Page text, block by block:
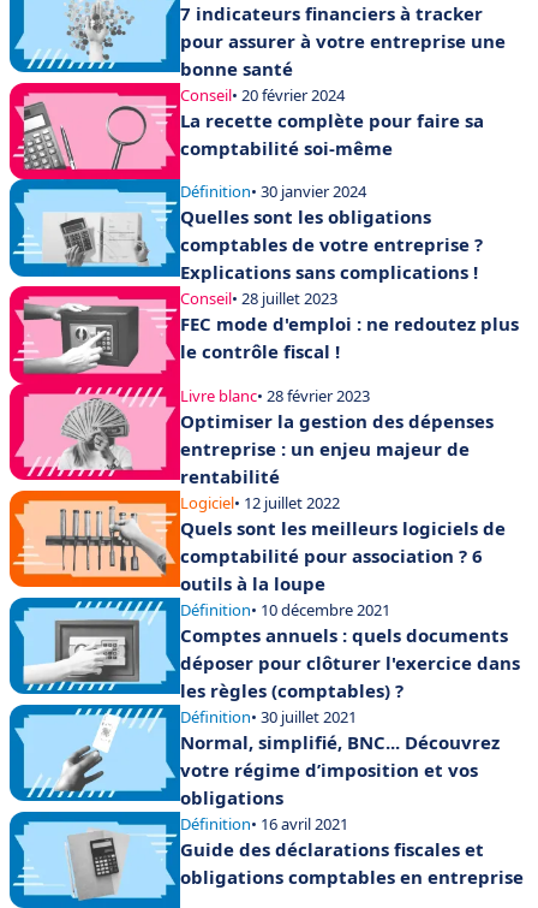
7 indicateurs financiers à tracker
pour assurer à votre entreprise une
bonne santé
Conseil• 20 février 2024
La recette complète pour faire sa
comptabilité soi-même
Définition• 30 janvier 2024
Quelles sont les obligations
comptables de votre entreprise ?
Explications sans complications !
Conseil• 28 juillet 2023
FEC mode d'emploi : ne redoutez plus
le contrôle fiscal !
Livre blanc• 28 février 2023
Optimiser la gestion des dépenses
entreprise : un enjeu majeur de
rentabilité
Logiciel• 12 juillet 2022
Quels sont les meilleurs logiciels de
comptabilité pour association ? 6
outils à la loupe
Définition• 10 décembre 2021
Comptes annuels : quels documents
déposer pour clôturer l'exercice dans
les règles (comptables) ?
Définition• 30 juillet 2021
Normal, simplifié, BNC... Découvrez
votre régime d’imposition et vos
obligations
Définition• 16 avril 2021
Guide des déclarations fiscales et
obligations comptables en entreprise